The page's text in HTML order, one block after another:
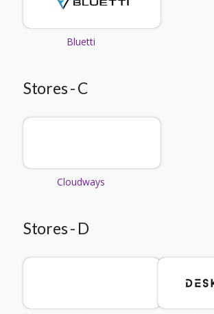
Bluetti
Stores - C
Cloudways
Stores - D